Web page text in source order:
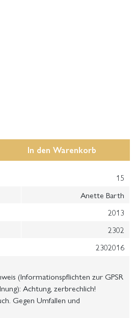
In den Warenkorb
15
Anette Barth
2013
2302
2302016
(Informationspflichten zur GPSR
Achtung, zerbrechlich!
Gegen Umfallen und